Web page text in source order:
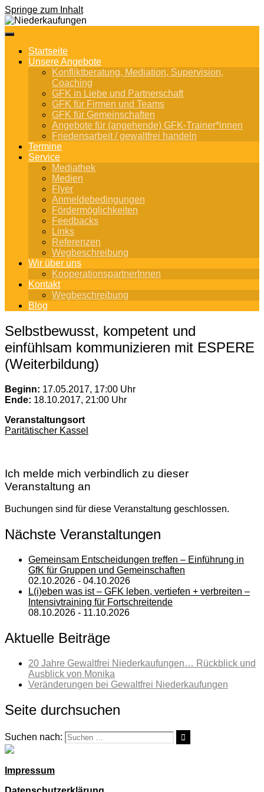
Springe zum Inhalt
Startseite
Unsere Angebote
Konfliktberatung, Mediation, Supervision,
Coaching
GFK in Liebe und Partnerschaft
GFK für Firmen und Teams
GFK für Gemeinschaften
Angebote für (angehende) GFK-Trainer*innen
Friedensarbeit / gewaltfrei handeln
Termine
Service
Mediathek
Medien
Flyer
Anmeldebedingungen
Fördermöglichkeiten
Feedbacks
Links
Referenzen
Wegbeschreibung
Wir über uns
KooperationspartnerInnen
Kontakt
Wegbeschreibung
Blog
Selbstbewusst, kompetent und
einfühlsam kommunizieren mit ESPERE
(Weiterbildung)
Beginn: 17.05.2017, 17:00 Uhr
Ende: 18.10.2017, 21:00 Uhr
Veranstaltungsort
Paritätischer Kassel
Ich melde mich verbindlich zu dieser
Veranstaltung an
Buchungen sind für diese Veranstaltung geschlossen.
Nächste Veranstaltungen
Gemeinsam Entscheidungen treffen – Einführung in
GfK für Gruppen und Gemeinschaften
02.10.2026 - 04.10.2026
L(i)eben was ist – GFK leben, vertiefen + verbreiten –
Intensivtraining für Fortschreitende
08.10.2026 - 11.10.2026
Aktuelle Beiträge
20 Jahre Gewaltfrei Niederkaufungen… Rückblick und
Ausblick von Monika
Veränderungen bei Gewaltfrei Niederkaufungen
Seite durchsuchen
Suchen nach:
Impressum